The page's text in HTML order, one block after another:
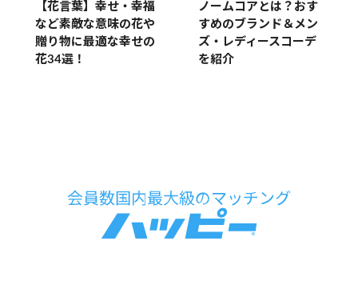
【花言葉】幸せ・幸福
など素敵な意味の花や
贈り物に最適な幸せの
花34選！
ノームコアとは？おす
すめのブランド＆メン
ズ・レディースコーデ
を紹介